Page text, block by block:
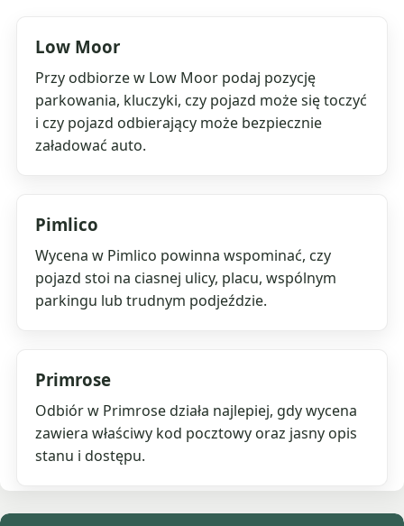
Low Moor
Przy odbiorze w Low Moor podaj pozycję
parkowania, kluczyki, czy pojazd może się toczyć
i czy pojazd odbierający może bezpiecznie
załadować auto.
Pimlico
Wycena w Pimlico powinna wspominać, czy
pojazd stoi na ciasnej ulicy, placu, wspólnym
parkingu lub trudnym podjeździe.
Primrose
Odbiór w Primrose działa najlepiej, gdy wycena
zawiera właściwy kod pocztowy oraz jasny opis
stanu i dostępu.